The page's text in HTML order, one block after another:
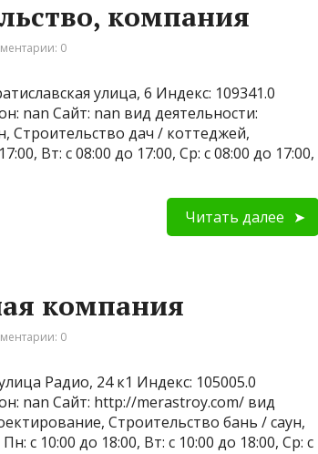
компания
0
улица, 6 Индекс: 109341.0
nan Сайт: nan вид деятельности:
Строительство дач / коттеджей,
Вт: с 08:00 до 17:00, Ср: с 08:00 до 17:00,
Читать далее
компания
0
Радио, 24 к1 Индекс: 105005.0
nan Сайт: http://merastroy.com/ вид
Строительство бань / саун,
с 10:00 до 18:00, Вт: с 10:00 до 18:00, Ср: с